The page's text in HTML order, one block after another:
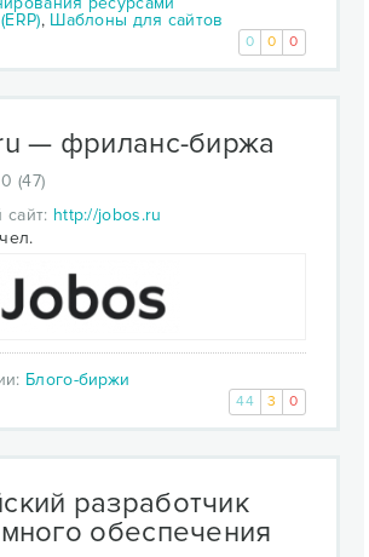
, Шаблоны для сайтов
0 0 0
— фриланс-биржа
0 (47)
http://jobos.ru
Блого-биржи
44 3 0
разработчик
обеспечения